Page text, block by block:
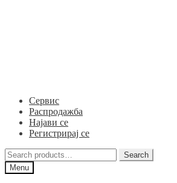
Сервис
Распродажба
Најави се
Регистрирај се
Search
for:
Search
Menu